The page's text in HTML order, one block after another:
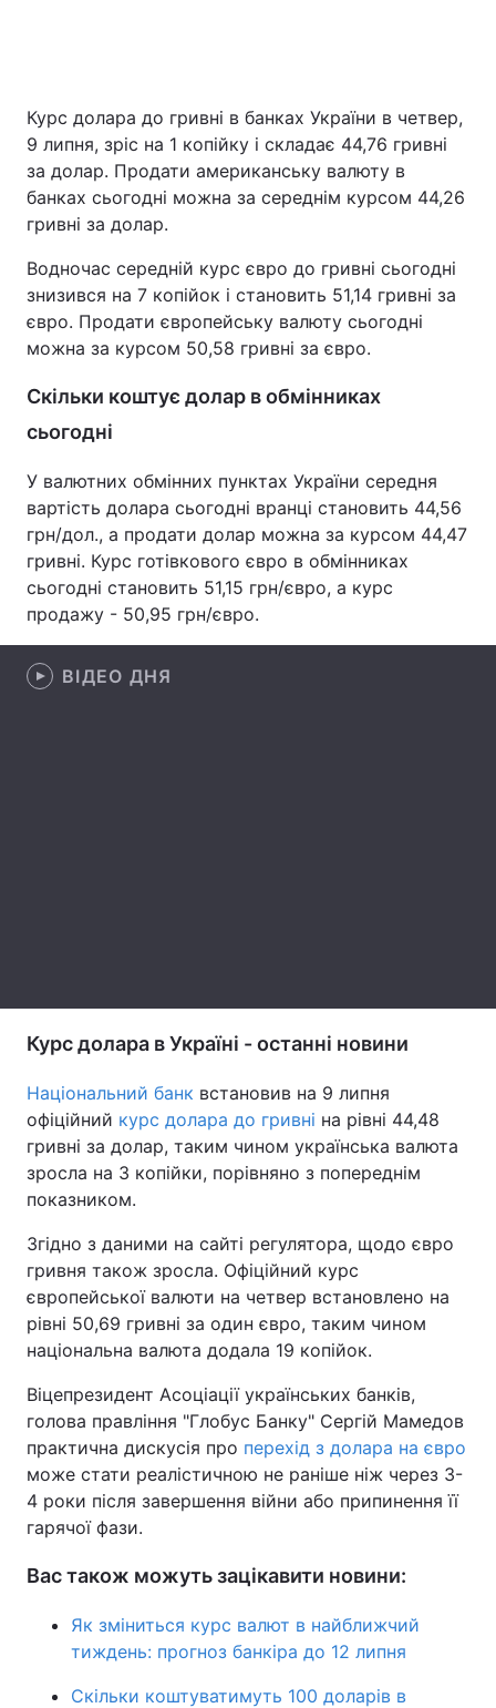
Головна Війна
Україна Політика
Економіка
Спорт Наука
Техно і зв'язок Лайт
Екологія Регіони
Лонгріди
Відео з Youtube
Інтерв'ю
Тема оформлення
Курс долара до гривні в банках України в четвер,
9 липня, зріс на 1 копійку і складає 44,76 гривні
за долар. Продати американську валюту в
банках сьогодні можна за середнім курсом 44,26
гривні за долар.
Водночас середній курс євро до гривні сьогодні
знизився на 7 копійок і становить 51,14 гривні за
євро. Продати європейську валюту сьогодні
можна за курсом 50,58 гривні за євро.
Скільки коштує долар в обмінниках
сьогодні
У валютних обмінних пунктах України середня
вартість долара сьогодні вранці становить 44,56
грн/дол., а продати долар можна за курсом 44,47
гривні. Курс готівкового євро в обмінниках
сьогодні становить 51,15 грн/євро, а курс
продажу - 50,95 грн/євро.
ВІДЕО ДНЯ
Курс долара в Україні - останні новини
Національний банк встановив на 9 липня
офіційний курс долара до гривні на рівні 44,48
гривні за долар, таким чином українська валюта
зросла на 3 копійки, порівняно з попереднім
показником.
Згідно з даними на сайті регулятора, щодо євро
гривня також зросла. Офіційний курс
європейської валюти на четвер встановлено на
рівні 50,69 гривні за один євро, таким чином
національна валюта додала 19 копійок.
Віцепрезидент Асоціації українських банків,
голова правління "Глобус Банку" Сергій Мамедов
практична дискусія про перехід з долара на євро
може стати реалістичною не раніше ніж через 3-
4 роки після завершення війни або припинення її
гарячої фази.
Вас також можуть зацікавити новини:
Як зміниться курс валют в найближчий
тиждень: прогноз банкіра до 12 липня
Скільки коштуватимуть 100 доларів в